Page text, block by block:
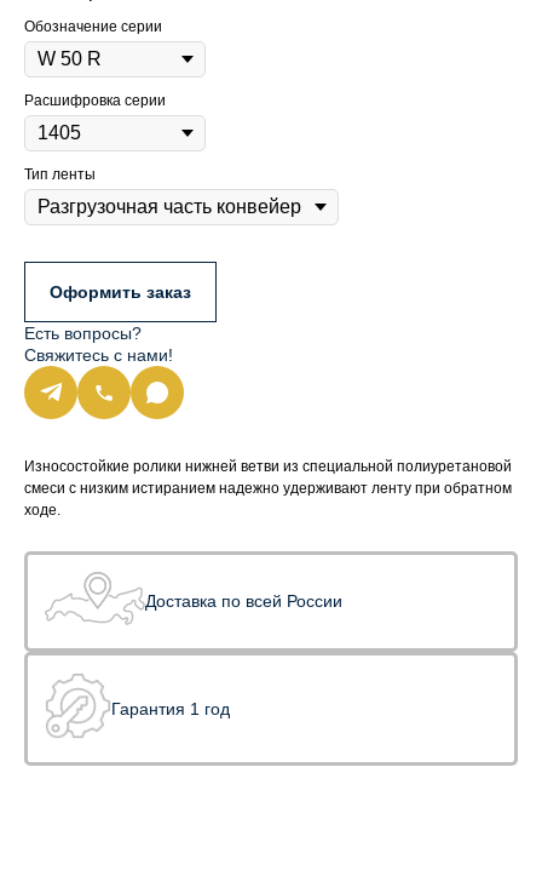
Обозначение серии
Расшифровка серии
Тип ленты
Оформить заказ
Есть вопросы?
Свяжитесь с нами!
Износостойкие ролики нижней ветви из специальной полиуретановой
смеси с низким истиранием надежно удерживают ленту при обратном
ходе.
Доставка по всей России
Гарантия 1 год